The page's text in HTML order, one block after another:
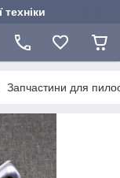
Запчастини для